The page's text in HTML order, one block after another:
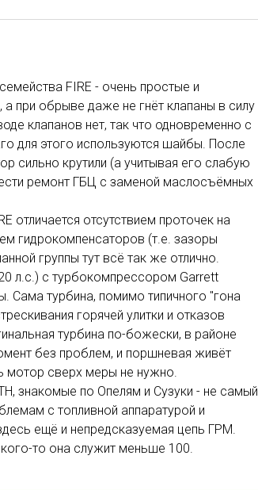
FIRE - очень простые и
при обрыве даже не гнёт клапаны в силу
клапанов нет, так что одновременно с
для этого используются шайбы. После
сильно крутили (а учитывая его слабую
ремонт ГБЦ с заменой маслосъёмных
отличается отсутствием проточек на
гидрокомпенсаторов (т.е. зазоры
группы тут всё так же отлично.
л.с.) с турбокомпрессором Garrett
Сама турбина, помимо типичного "гона
горячей улитки и отказов
турбина по-божески, в районе
без проблем, и поршневая живёт
мотор сверх меры не нужно.
знакомые по Опелям и Сузуки - не самый
с топливной аппаратурой и
ещё и непредсказуемая цепь ГРМ.
кого-то она служит меньше 100.